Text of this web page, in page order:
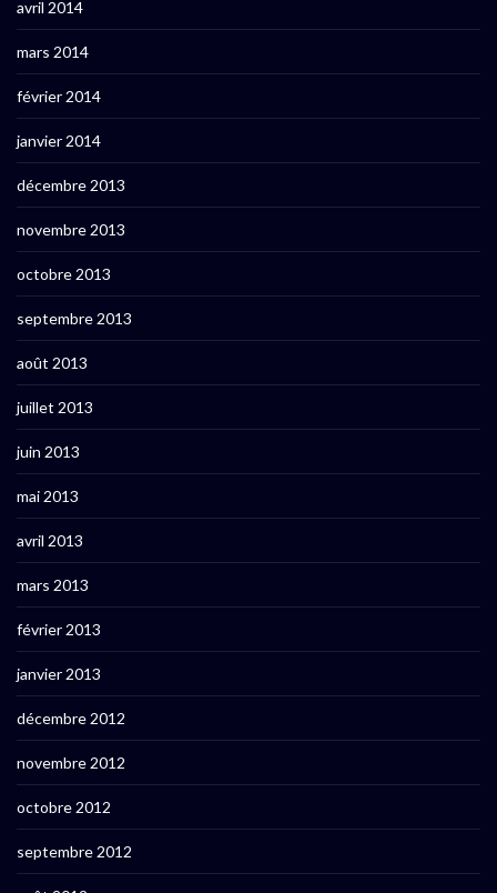
avril 2014
mars 2014
février 2014
janvier 2014
décembre 2013
novembre 2013
octobre 2013
septembre 2013
août 2013
juillet 2013
juin 2013
mai 2013
avril 2013
mars 2013
février 2013
janvier 2013
décembre 2012
novembre 2012
octobre 2012
septembre 2012